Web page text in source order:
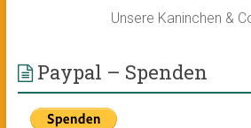
Unsere Kaninchen &
Paypal – Spenden